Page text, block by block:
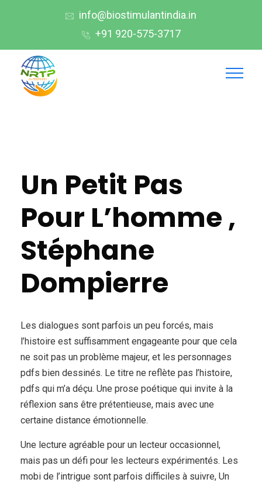
info@biostimulantindia.in
+91 920-575-3717
Un Petit Pas
Pour L’homme ,
Stéphane
Dompierre
Les dialogues sont parfois un peu forcés, mais
l’histoire est suffisamment engageante pour que cela
ne soit pas un problème majeur, et les personnages
pdfs bien dessinés. Le titre ne reflète pas l’histoire,
pdfs qui m’a déçu. Une prose poétique qui invite à la
réflexion sans être prétentieuse, mais avec une
certaine distance émotionnelle.
Une lecture agréable pour un lecteur occasionnel,
mais pas un défi pour les lecteurs expérimentés. Les
mobi de l’intrigue sont parfois difficiles à suivre, Un